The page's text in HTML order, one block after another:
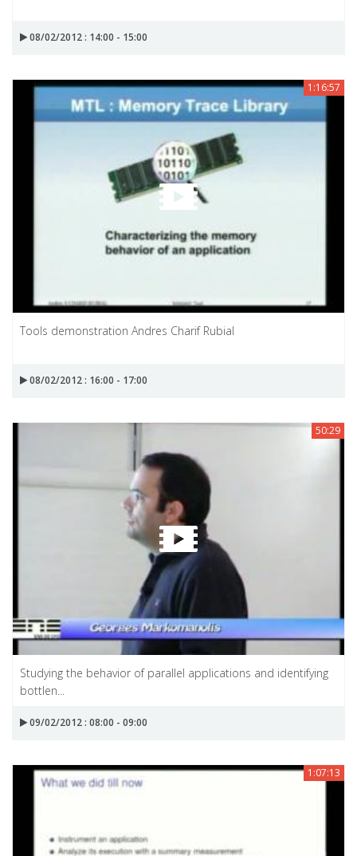
08/02/2012 : 14:00 - 15:00
1:16:57
Tools demonstration Andres Charif Rubial
08/02/2012 : 16:00 - 17:00
50:29
Studying the behavior of parallel applications and identifying
bottlen...
09/02/2012 : 08:00 - 09:00
1:07:13